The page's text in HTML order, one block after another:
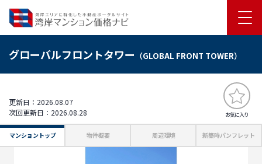
グローバルフロントタワー （GLOBAL FRONT TOWER）
お気に入り
更新日：2026.08.07
次回更新日：2026.08.28
マンショントップ 物件概要 周辺環境 新築時パンフレット